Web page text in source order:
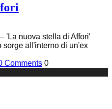
'La nuova stella di Affori'
sorge all'interno di un'ex
Comments 0